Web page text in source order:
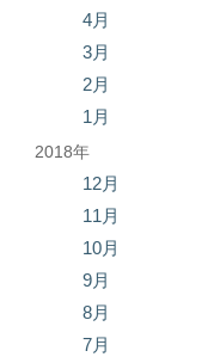
4月
3月
2月
1月
2018年
12月
11月
10月
9月
8月
7月